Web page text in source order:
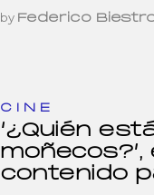
by Federico
CINE
‘¿Quién
contenido